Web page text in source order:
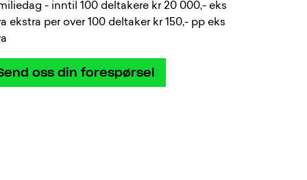
- inntil 100 deltakere kr 20 000,- eks
ekstra per over 100 deltaker kr 150,- pp eks
oss din forespørsel